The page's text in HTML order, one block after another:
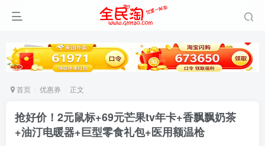
首页 优惠券 正文
抢好价！2元鼠标+69元芒果tv年卡+香飘飘奶茶
+油汀电暖器+巨型零食礼包+医用额温枪